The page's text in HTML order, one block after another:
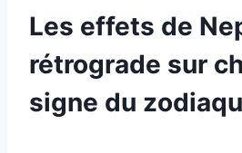
Les effets de
rétrograde sur
signe du